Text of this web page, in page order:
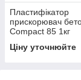
Пластифікатор
прискорювач
Compact 85 1кг
Ціну уточнюйте